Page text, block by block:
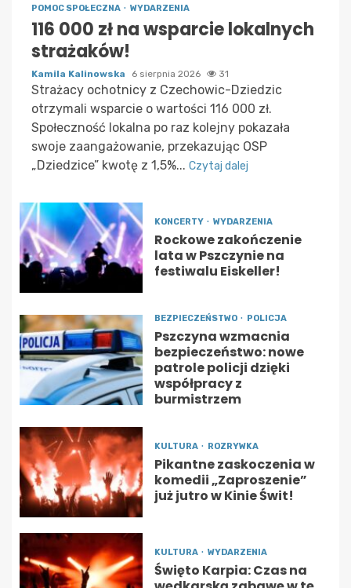
POMOC SPOŁECZNA WYDARZENIA
116 000 zł na wsparcie lokalnych
strażaków!
Kamila Kalinowska 6 sierpnia 2026 31
Strażacy ochotnicy z Czechowic-Dziedzic
otrzymali wsparcie o wartości 116 000 zł.
Społeczność lokalna po raz kolejny pokazała
swoje zaangażowanie, przekazując OSP
„Dziedzice” kwotę z 1,5%... Czytaj dalej
KONCERTY WYDARZENIA
Rockowe zakończenie
lata w Pszczynie na
festiwalu Eiskeller!
BEZPIECZEŃSTWO POLICJA
Pszczyna wzmacnia
bezpieczeństwo: nowe
patrole policji dzięki
współpracy z
burmistrzem
KULTURA ROZRYWKA
Pikantne zaskoczenia w
komedii „Zaproszenie”
już jutro w Kinie Świt!
KULTURA WYDARZENIA
Święto Karpia: Czas na